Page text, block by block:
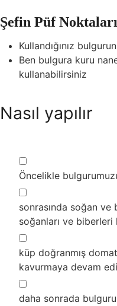
Şefin Püf Noktaları
Kullandığınız
Ben bulgura kuru
kullanabilirsiniz
Nasıl yapılır
▢
Öncelikle
▢
sonrasında soğan
soğanları ve
▢
küp doğranmış
kavurmaya devam
▢
daha sonrada